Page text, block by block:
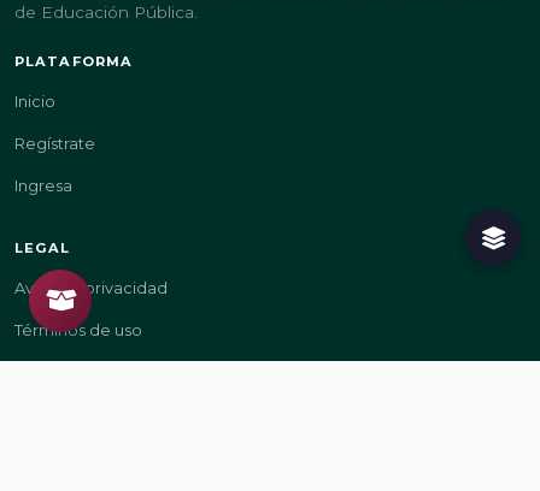
de Educación Pública.
PLATAFORMA
Inicio
Regístrate
Ingresa
LEGAL
Aviso de privacidad
Términos de uso